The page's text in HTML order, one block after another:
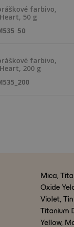
farbivo,
50 g
farbivo,
200 g
Mica,
Oxide
Violet,
Titanium
Yellow,